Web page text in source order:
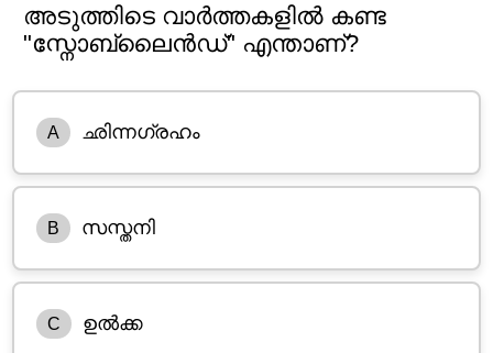
അടുത്തിടെ വാർത്തകളിൽ കണ്ട
"സ്നോബ്ലൈൻഡ്" എന്താണ്?
A ഛിന്നഗ്രഹം
B സസ്തനി
C ഉൽക്ക